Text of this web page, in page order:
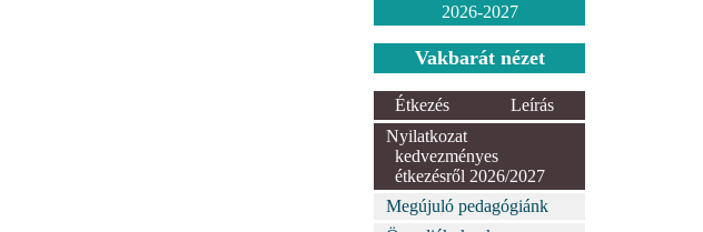
2026-2027
Vakbarát nézet
Étkezés
Leírás
Nyilatkozat
kedvezményes
étkezésről 2026/2027
Megújuló pedagógiánk